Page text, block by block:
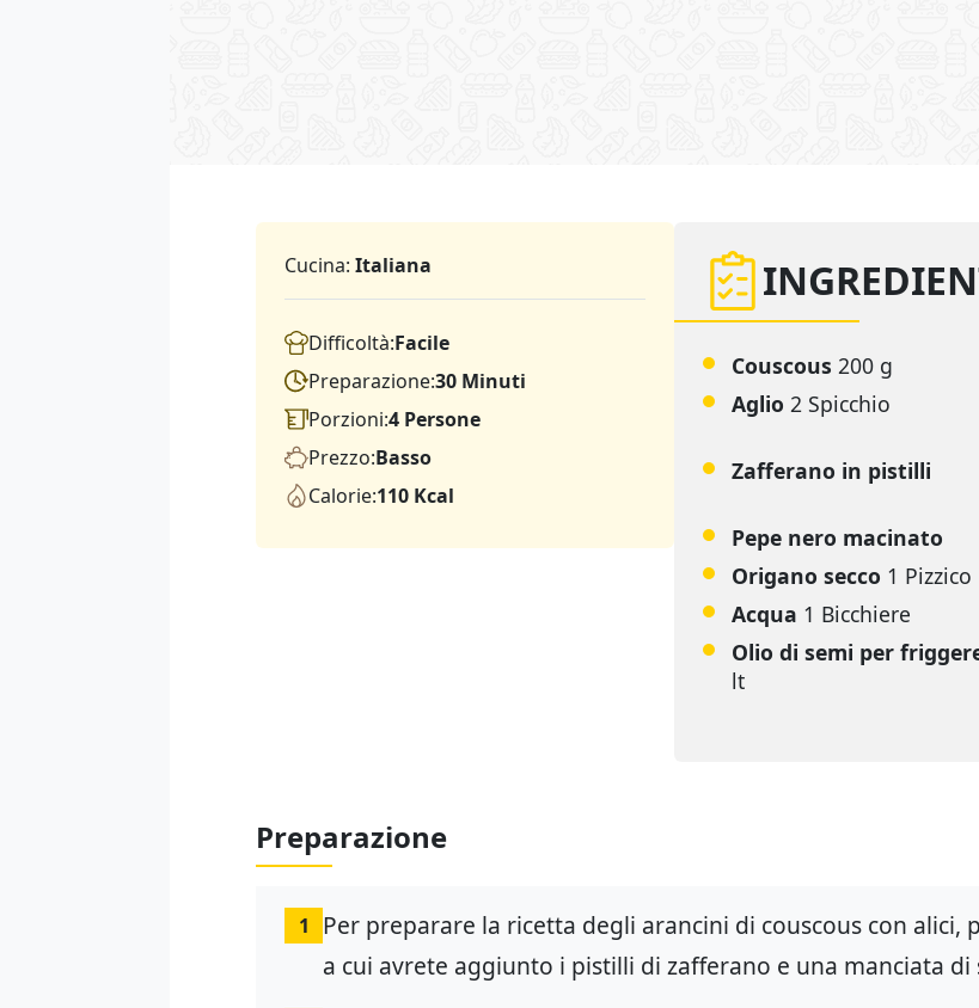
Cucina: Italiana
Difficoltà:Facile
Preparazione:30 Minuti
Porzioni:4 Persone
Prezzo:Basso
Calorie:110 Kcal
Couscous 200 g
Aglio 2 Spicchio
Zafferano in pistilli
Pepe nero macinato
Origano secco 1 Pizzico
Acqua 1 Bicchiere
Olio di semi per
lt
Preparazione
1
Per preparare la ricetta degli arancini di couscous con
a cui avrete aggiunto i pistilli di zafferano e una manciata di